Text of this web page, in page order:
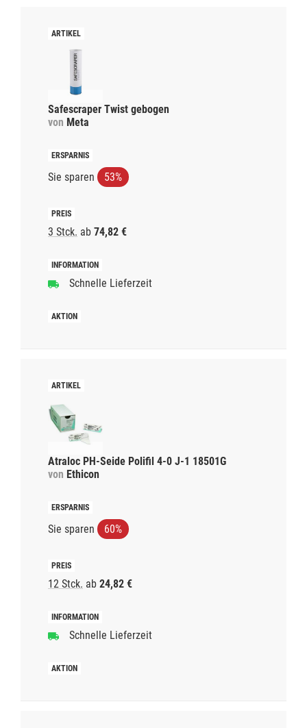
Safescraper Twist gebogen
von Meta
Sie sparen 53%
3 Stck. ab 74,82 €
Schnelle Lieferzeit
Atraloc PH-Seide Polifil 4-0 J-1 18501G
von Ethicon
Sie sparen 60%
12 Stck. ab 24,82 €
Schnelle Lieferzeit